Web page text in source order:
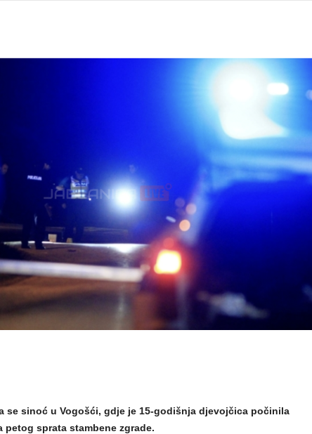
se sinoć u Vogošći, gdje je 15-godišnja djevojčica počinila
sprata stambene zgrade.